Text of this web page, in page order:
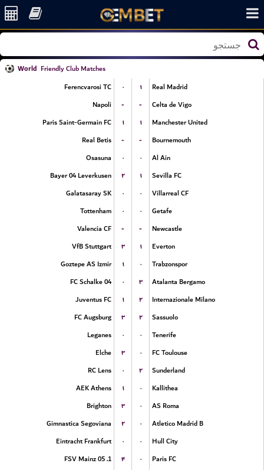
World Friendly Club Matches
Ferencvarosi TC
۰ ۱
Real Madrid
Napoli
- -
Celta de Vigo
Paris Saint-Germain FC
۱ ۱
Manchester United
Real Betis
- -
Bournemouth
Osasuna
۰ ۰
Al Ain
Bayer 04 Leverkusen
۲ ۱
Sevilla FC
Galatasaray SK
۰ ۰
Villarreal CF
Tottenham
۰ ۰
Getafe
Valencia CF
- -
Newcastle
VfB Stuttgart
۳ ۱
Everton
Goztepe AS Izmir
۱ ۰
Trabzonspor
FC Schalke 04
۰ ۳
Atalanta Bergamo
Juventus FC
۱ ۲
Internazionale Milano
FC Augsburg
۳ ۲
Sassuolo
Leganes
۰ ۰
Tenerife
Elche
۳ ۰
FC Toulouse
RC Lens
۰ ۲
Sunderland
AEK Athens
۱ ۰
Kallithea
Brighton
۳ ۰
AS Roma
Gimnastica Segoviana
۲ ۰
Atletico Madrid B
Eintracht Frankfurt
۰ ۰
Hull City
1. FSV Mainz 05
۴ ۰
Paris FC